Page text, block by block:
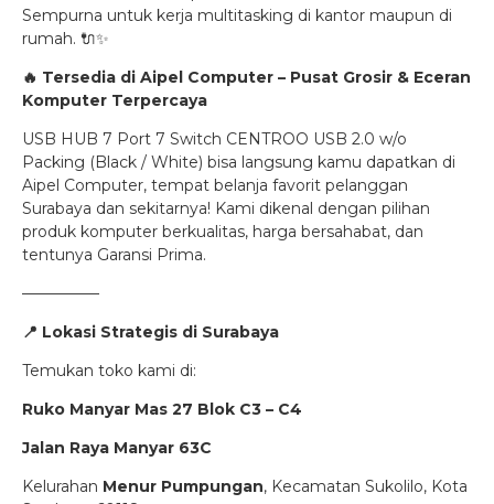
Sempurna untuk kerja multitasking di kantor maupun di
rumah. 🔌✨
🔥 Tersedia di Aipel Computer – Pusat Grosir & Eceran
Komputer Terpercaya
USB HUB 7 Port 7 Switch CENTROO USB 2.0 w/o
Packing (Black / White) bisa langsung kamu dapatkan di
Aipel Computer, tempat belanja favorit pelanggan
Surabaya dan sekitarnya! Kami dikenal dengan pilihan
produk komputer berkualitas, harga bersahabat, dan
tentunya Garansi Prima.
—————
📍 Lokasi Strategis di Surabaya
Temukan toko kami di:
Ruko Manyar Mas 27 Blok C3 – C4
Jalan Raya Manyar 63C
Kelurahan Menur Pumpungan, Kecamatan Sukolilo, Kota